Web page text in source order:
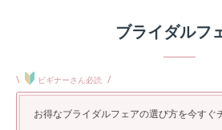
ブライダルフ
\ ビギナーさん必読 /
お得なブライダルフェアの選び方を今すぐ